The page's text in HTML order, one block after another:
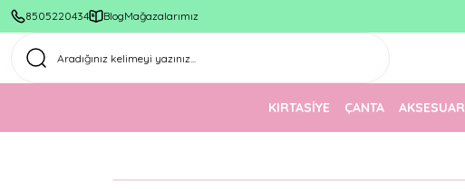
8505220434 BlogMağazalarımız
KIRTASİYE ÇANTA AKSESUAR